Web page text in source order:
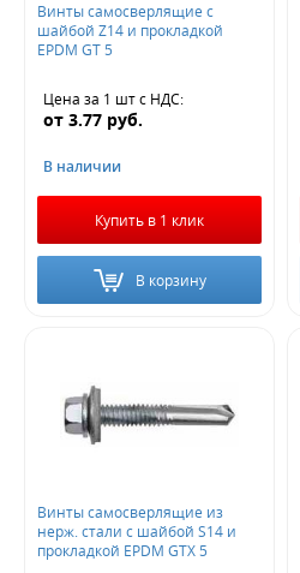
Винты самосверлящие с
шайбой Z14 и прокладкой
EPDM GT 5
Цена за 1 штс НДС:
от 3.77 руб.
В наличии
Купить в 1 клик
В корзину
Винты самосверлящие из
нерж. стали с шайбой S14 и
прокладкой EPDM GTX 5